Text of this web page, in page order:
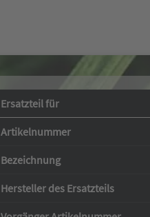
Ersatzteil für
Artikelnummer
Bezeichnung
Hersteller des Ersatzteils